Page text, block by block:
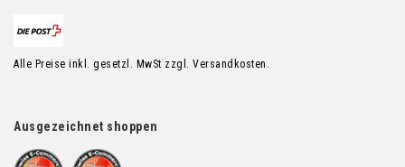
Alle Preise inkl. gesetzl. MwSt zzgl. Versandkosten.
Ausgezeichnet shoppen